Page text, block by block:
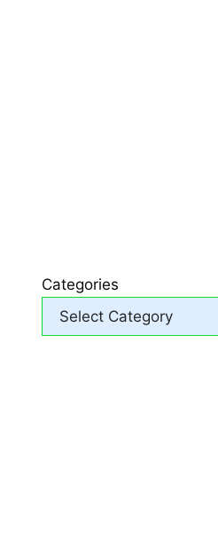
Categories